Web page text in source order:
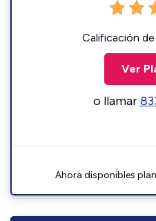
Calificación
Ver
o llamar
Ahora disponibles